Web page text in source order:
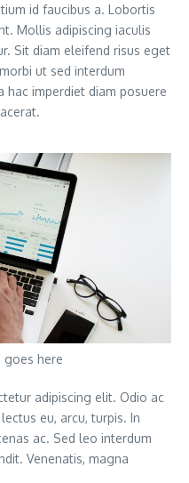
id faucibus a. Lobortis
Mollis adipiscing iaculis
Sit diam eleifend risus eget
ut sed interdum
hac imperdiet diam posuere
goes here
adipiscing elit. Odio ac
eu, arcu, turpis. In
ac. Sed leo interdum
Venenatis, magna